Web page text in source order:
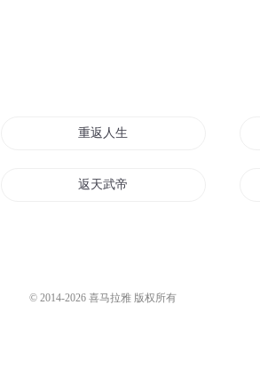
重返人生
返天武帝
© 2014-2026 喜马拉雅 版权所有